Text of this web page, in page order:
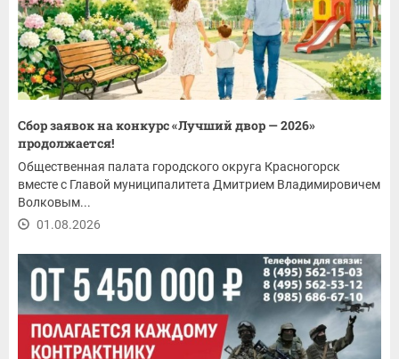
Сбор заявок на конкурс «Лучший двор — 2026»
продолжается!
Общественная палата городского округа Красногорск
вместе с Главой муниципалитета Дмитрием Владимировичем
Волковым...
01.08.2026